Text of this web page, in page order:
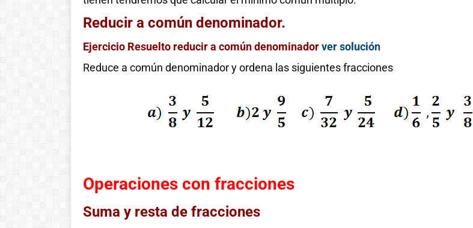
Reducir a común denominador.
Ejercicio Resuelto reducir a común denominadorver solución
Reduce a común denominador y ordena las siguientes fracciones
Operaciones con fracciones
Suma y resta de fracciones